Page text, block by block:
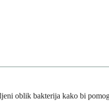
oblik bakterija kako bi